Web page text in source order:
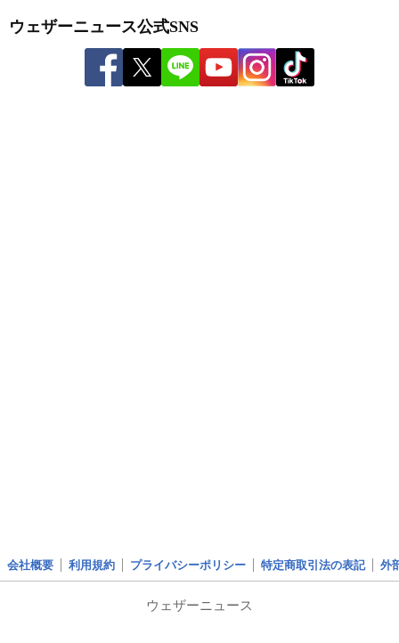
ウェザーニュース公式SNS
会社概要 利用規約 プライバシーポリシー 特定商取引法の表記 外
ウェザーニュース